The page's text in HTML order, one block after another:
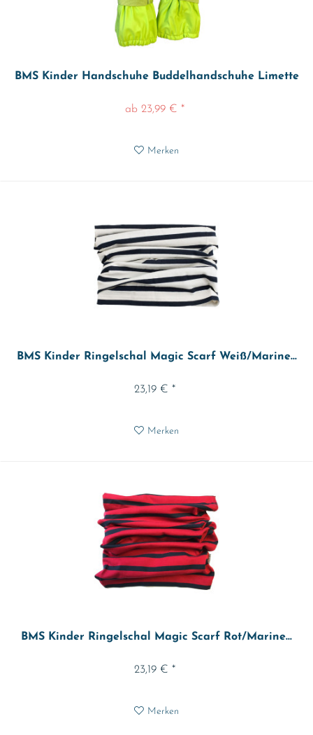
BMS Kinder Handschuhe Buddelhandschuhe Limette
ab 23,99 € *
Merken
BMS Kinder Ringelschal Magic Scarf Weiß/Marine...
23,19 € *
Merken
BMS Kinder Ringelschal Magic Scarf Rot/Marine...
23,19 € *
Merken